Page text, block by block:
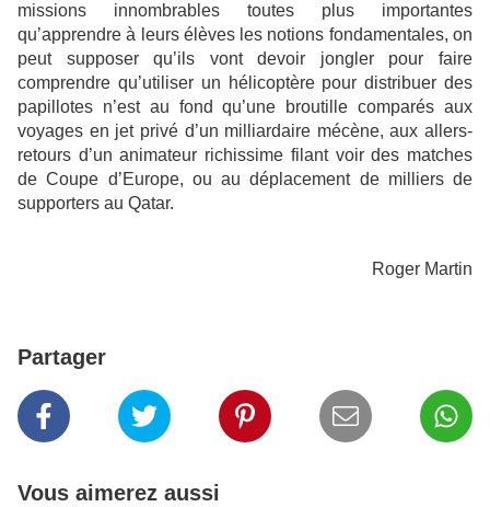
missions innombrables toutes plus importantes
qu’apprendre à leurs élèves les notions fondamentales, on
peut supposer qu’ils vont devoir jongler pour faire
comprendre qu’utiliser un hélicoptère pour distribuer des
papillotes n’est au fond qu’une broutille comparés aux
voyages en jet privé d’un milliardaire mécène, aux allers-
retours d’un animateur richissime filant voir des matches
de Coupe d’Europe, ou au déplacement de milliers de
supporters au Qatar.
Roger Martin
Partager
Vous aimerez aussi